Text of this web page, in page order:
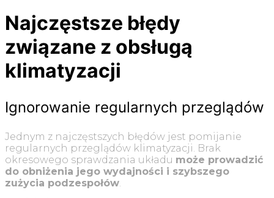
Najczęstsze błędy
związane z obsługą
klimatyzacji
Ignorowanie regularnych przeglądów
Jednym z najczęstszych błędów jest pomijanie
regularnych przeglądów klimatyzacji. Brak
okresowego sprawdzania układu może prowadzić
do obniżenia jego wydajności i szybszego
zużycia podzespołów.